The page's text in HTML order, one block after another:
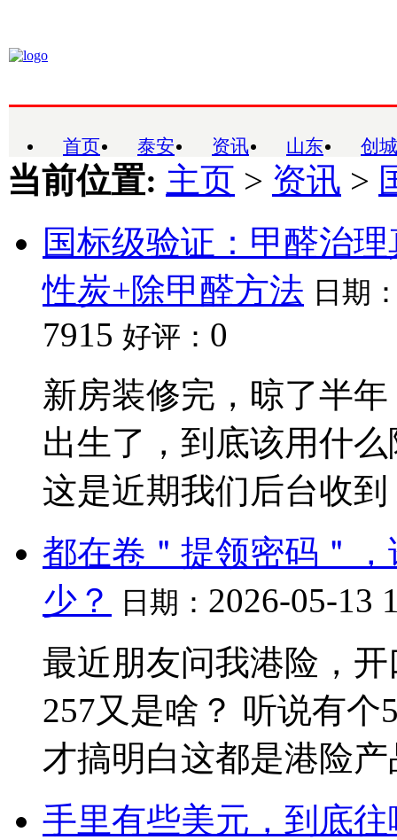
首页 泰安 资讯 山东 创城
当前位置: 主页 > 资讯 >
国标级验证：甲醛治
性炭+除甲醛方法 日期
7915 好评： 0
新房装修完，晾了半
出生了，到底该用什
这是近期我们后台收到
都在卷＂提领密码＂
少？
日期： 2026-05-13
最近朋友问我港险，
257又是啥？ 听说有
才搞明白这都是港险产
手里有些美元，到底